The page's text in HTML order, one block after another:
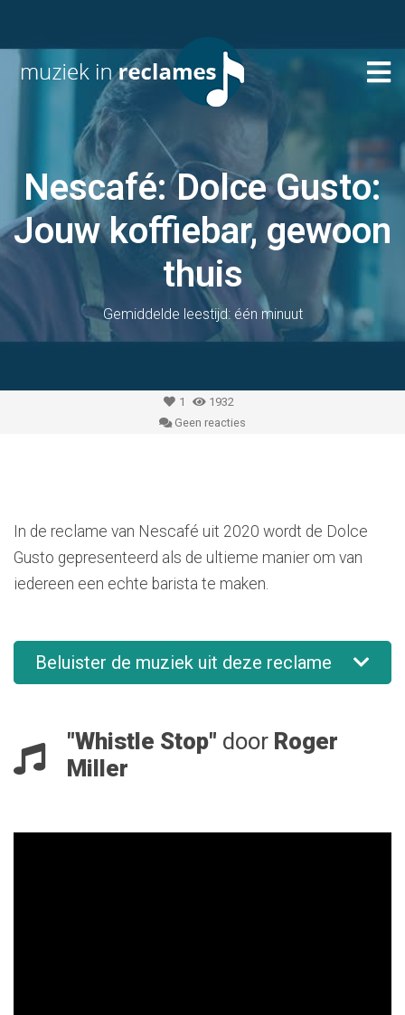
Nescafé: Dolce Gusto:
Jouw koffiebar, gewoon
thuis
Gemiddelde leestijd: één minuut
1
1932
Geen reacties
In de reclame van Nescafé uit 2020 wordt de Dolce
Gusto gepresenteerd als de ultieme manier om van
iedereen een echte barista te maken.
Beluister de muziek uit deze reclame
"Whistle Stop" door Roger
Miller